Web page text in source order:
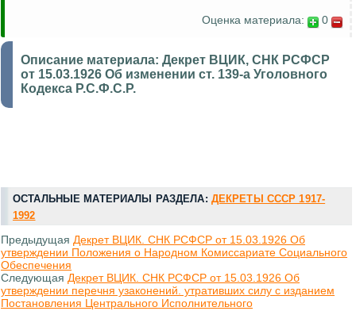
Оценка материала: 0
Описание материала: Декрет ВЦИК, СНК РСФСР
от 15.03.1926 Об изменении ст. 139-а Уголовного
Кодекса Р.С.Ф.С.Р.
ОСТАЛЬНЫЕ МАТЕРИАЛЫ РАЗДЕЛА: ДЕКРЕТЫ СССР 1917-
1992
Предыдущая Декрет ВЦИК. СНК РСФСР от 15.03.1926 Об
утверждении Положения о Народном Комиссариате Социального
Обеспечения
Следующая Декрет ВЦИК. СНК РСФСР от 15.03.1926 Об
утверждении перечня узаконений. утративших силу с изданием
Постановления Центрального Исполнительного